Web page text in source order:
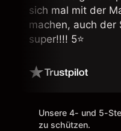
sich mal mit der
machen, auch
super!!!! 5⭐️
Unsere 4- und 5-
zu schützen.